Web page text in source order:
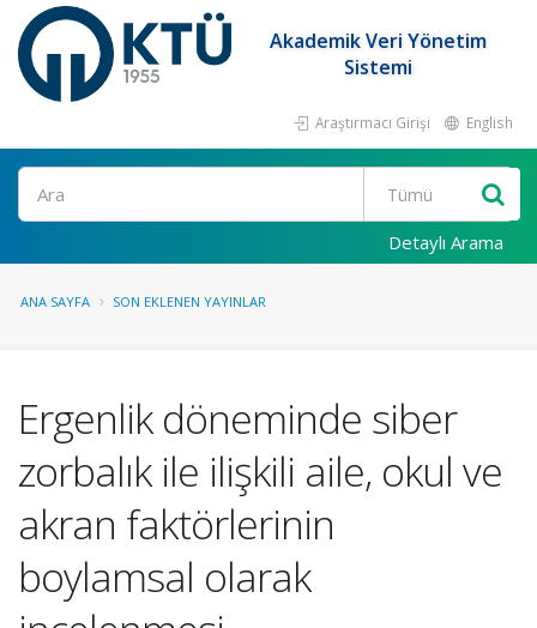
Akademik Veri Yönetim
Sistemi
Araştırmacı Girişi English
Ara
Detaylı Arama
ANA SAYFA SON EKLENEN YAYINLAR
Ergenlik döneminde siber
zorbalık ile ilişkili aile, okul ve
akran faktörlerinin
boylamsal olarak